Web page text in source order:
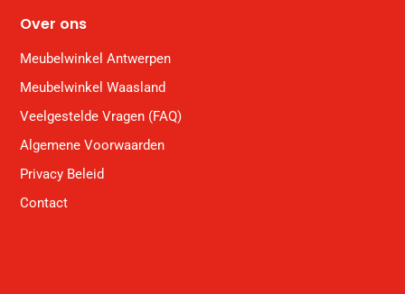
Over ons
Meubelwinkel Antwerpen
Meubelwinkel Waasland
Veelgestelde Vragen (FAQ)
Algemene Voorwaarden
Privacy Beleid
Contact